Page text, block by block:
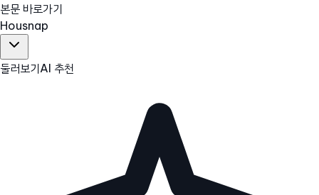
본문 바로가기
Housnap
둘러보기AI 추천